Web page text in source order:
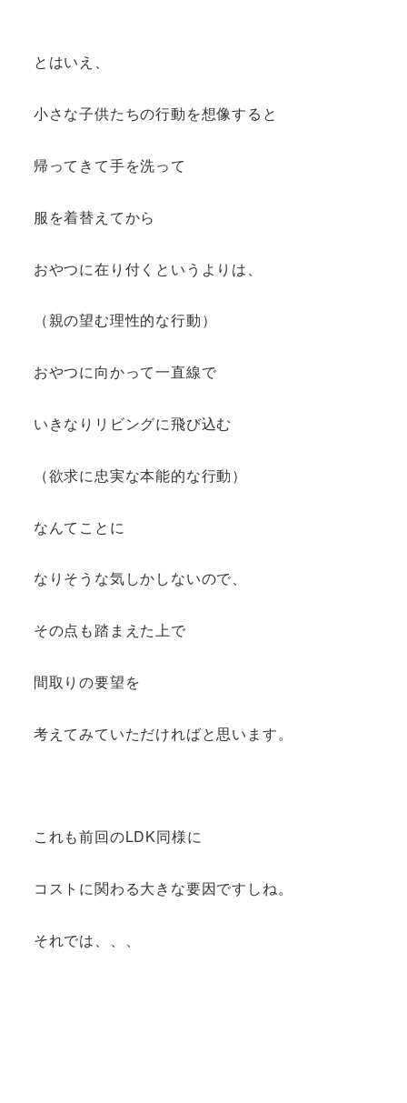
とはいえ、
小さな子供たちの行動を想像すると
帰ってきて手を洗って
服を着替えてから
おやつに在り付くというよりは、
（親の望む理性的な行動）
おやつに向かって一直線で
いきなりリビングに飛び込む
（欲求に忠実な本能的な行動）
なんてことに
なりそうな気しかしないので、
その点も踏まえた上で
間取りの要望を
考えてみていただければと思います。
これも前回のLDK同様に
コストに関わる大きな要因ですしね。
それでは、、、